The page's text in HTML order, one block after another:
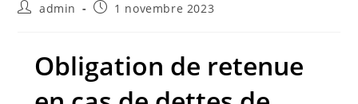
admin 1 novembre 2023
Obligation de retenue